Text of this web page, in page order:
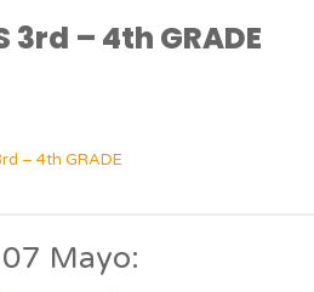
3rd – 4th GRADE
– 4th GRADE
Mayo: